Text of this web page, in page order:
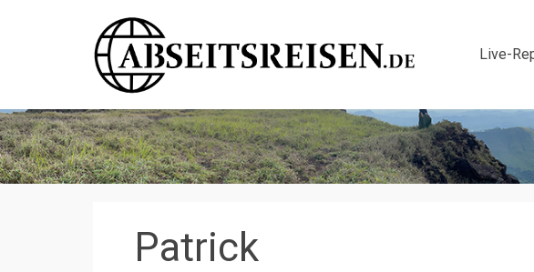
Live-
Patrick